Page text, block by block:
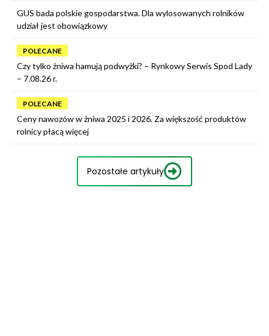
GUS bada polskie gospodarstwa. Dla wylosowanych rolników
udział jest obowiązkowy
POLECANE
Czy tylko żniwa hamują podwyżki? – Rynkowy Serwis Spod Lady
– 7.08.26 r.
POLECANE
Ceny nawozów w żniwa 2025 i 2026. Za większość produktów
rolnicy płacą więcej
Pozostałe artykuły